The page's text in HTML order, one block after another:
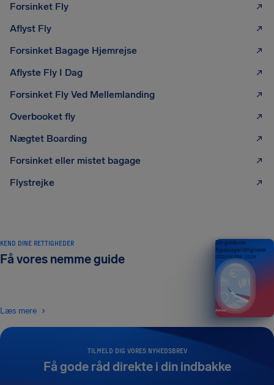
Forsinket Fly
Aflyst Fly
Forsinket Bagage Hjemrejse
Aflyste Fly I Dag
Forsinket Fly Ved Mellemlanding
Overbooket fly
Nægtet Boarding
Forsinket eller mistet bagage
Flystrejke
TILMELD DIG VORES NYHEDSBREV
Få gode råd direkte i din indbakke
KEND DINE RETTIGHEDER
Få vores nemme guide
Læs mere
Din guide om
flypassagerrettigheder
UDGAVE FRA 2026